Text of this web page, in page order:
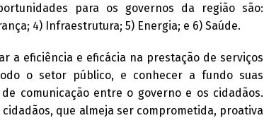
para os governos da região são:
4) Infraestrutura; 5) Energia; e 6) Saúde.
a eficiência e eficácia na prestação de serviços
o setor público, e conhecer a fundo suas
comunicação entre o governo e os cidadãos.
que almeja ser comprometida, proativa